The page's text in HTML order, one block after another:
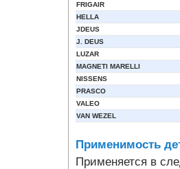
FRIGAIR
HELLA
JDEUS
J. DEUS
LUZAR
MAGNETI MARELLI
NISSENS
PRASCO
VALEO
VAN WEZEL
Применимость
Применяется в